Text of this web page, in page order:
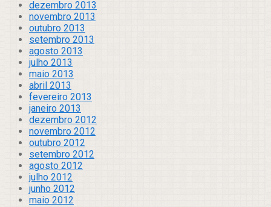
dezembro 2013
novembro 2013
outubro 2013
setembro 2013
agosto 2013
julho 2013
maio 2013
abril 2013
fevereiro 2013
janeiro 2013
dezembro 2012
novembro 2012
outubro 2012
setembro 2012
agosto 2012
julho 2012
junho 2012
maio 2012